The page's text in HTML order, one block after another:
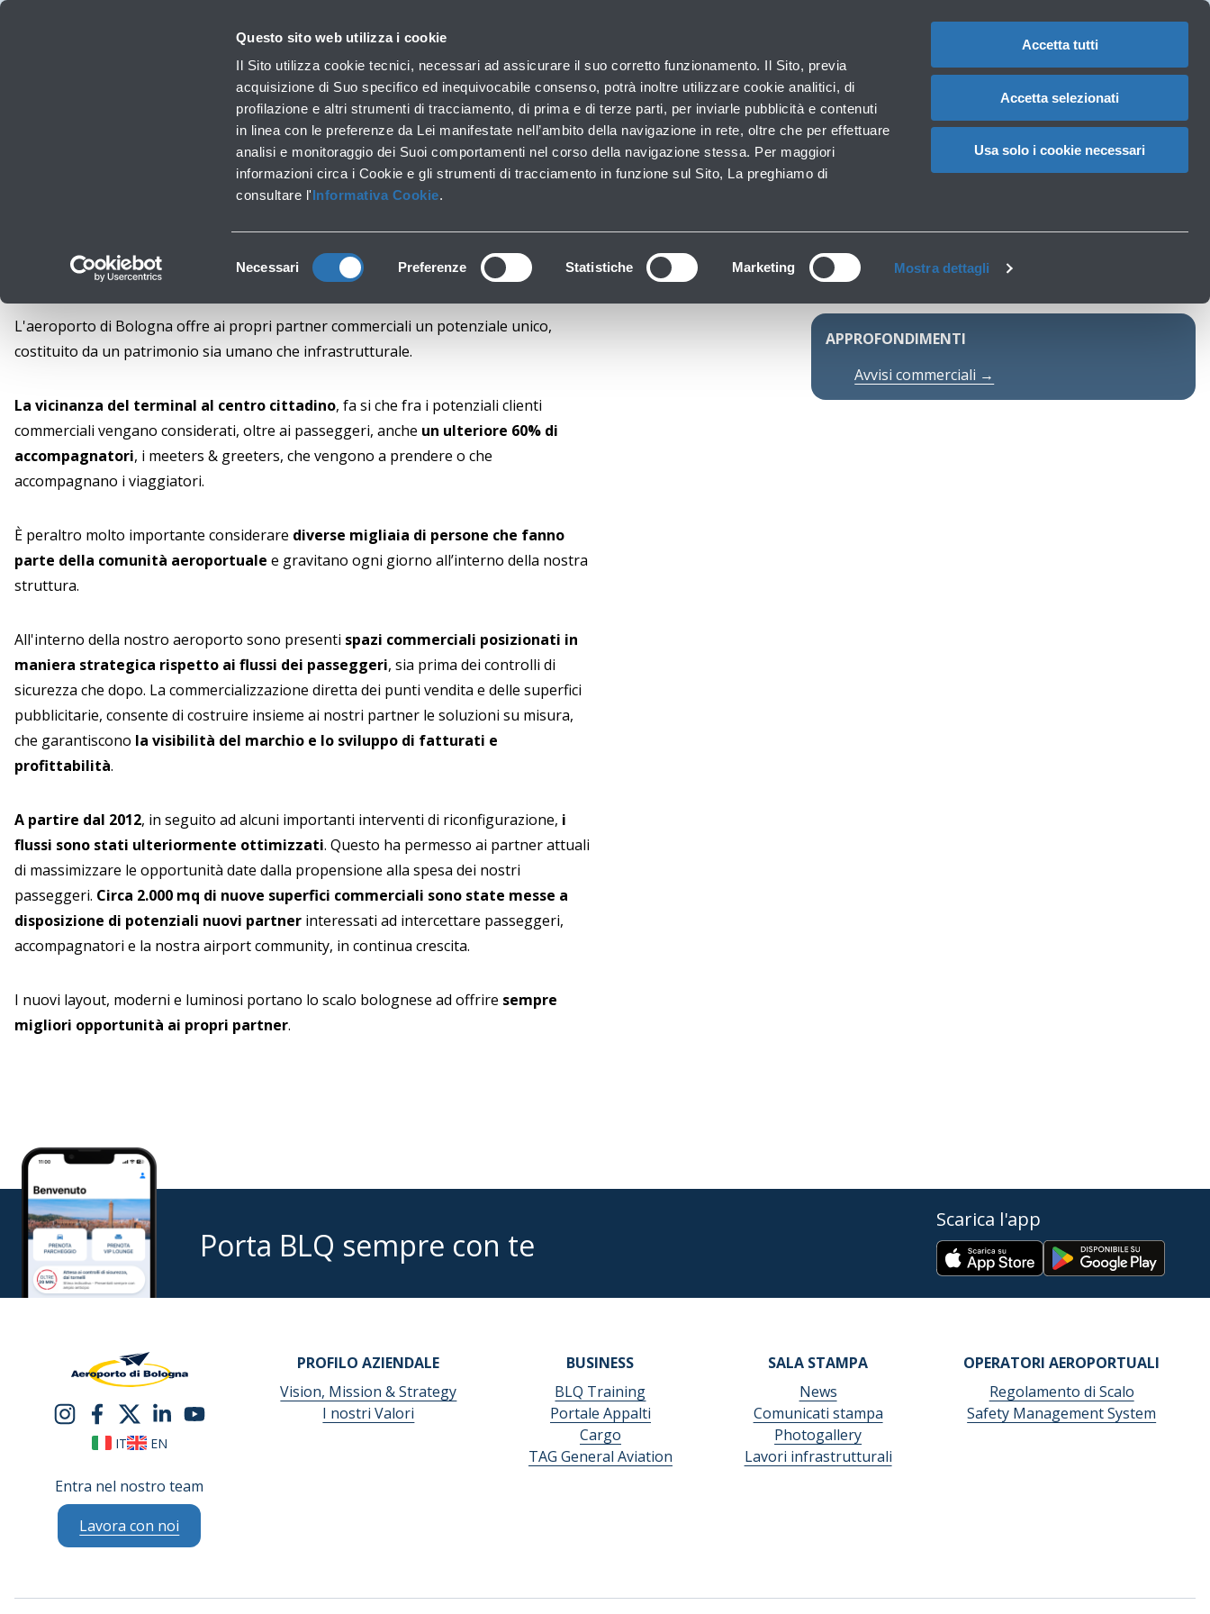
Questo sito web utilizza i cookie
Il Sito utilizza cookie tecnici, necessari ad assicurare il suo corretto funzionamento. Il Sito, previa
acquisizione di Suo specifico ed inequivocabile consenso, potrà inoltre utilizzare cookie analitici, di
profilazione e altri strumenti di tracciamento, di prima e di terze parti, per inviarle pubblicità e contenuti
in linea con le preferenze da Lei manifestate nell’ambito della navigazione in rete, oltre che per effettuare
analisi e monitoraggio dei Suoi comportamenti nel corso della navigazione stessa. Per maggiori
informazioni circa i Cookie e gli strumenti di tracciamento in funzione sul Sito, La preghiamo di
consultare l'Informativa Cookie.
del
Necessari Preferenze Statistiche Marketing Mostra dettagli
Accetta tutti
Accetta selezionati
Usa solo i cookie necessari
CAMBIA
Profilo aziendale Business Sala stampa Operatori aeroportuali Carrello
Retail, Advertising, Business Lounge
L'aeroporto di Bologna offre ai propri partner commerciali un potenziale unico,
costituito da un patrimonio sia umano che infrastrutturale.
La vicinanza del terminal al centro cittadino, fa si che fra i potenziali clienti
commerciali vengano considerati, oltre ai passeggeri, anche un ulteriore 60% di
accompagnatori, i meeters & greeters, che vengono a prendere o che
accompagnano i viaggiatori.
È peraltro molto importante considerare diverse migliaia di persone che fanno
parte della comunità aeroportuale e gravitano ogni giorno all’interno della nostra
struttura.
All'interno della nostro aeroporto sono presenti spazi commerciali posizionati in
maniera strategica rispetto ai flussi dei passeggeri, sia prima dei controlli di
sicurezza che dopo. La commercializzazione diretta dei punti vendita e delle superfici
pubblicitarie, consente di costruire insieme ai nostri partner le soluzioni su misura,
che garantiscono la visibilità del marchio e lo sviluppo di fatturati e
profittabilità.
A partire dal 2012, in seguito ad alcuni importanti interventi di riconfigurazione, i
flussi sono stati ulteriormente ottimizzati. Questo ha permesso ai partner attuali
di massimizzare le opportunità date dalla propensione alla spesa dei nostri
passeggeri. Circa 2.000 mq di nuove superfici commerciali sono state messe a
disposizione di potenziali nuovi partner interessati ad intercettare passeggeri,
accompagnatori e la nostra airport community, in continua crescita.
I nuovi layout, moderni e luminosi portano lo scalo bolognese ad offrire sempre
migliori opportunità ai propri partner.
APPROFONDIMENTI
Avvisi commerciali →
Porta BLQ sempre con te
Scarica l'app
IT EN
Entra nel nostro team
Lavora con noi
PROFILO AZIENDALE
Vision, Mission & Strategy
I nostri Valori
BUSINESS
BLQ Training
Portale Appalti
Cargo
TAG General Aviation
SALA STAMPA
News
Comunicati stampa
Photogallery
Lavori infrastrutturali
OPERATORI AEROPORTUALI
Regolamento di Scalo
Safety Management System